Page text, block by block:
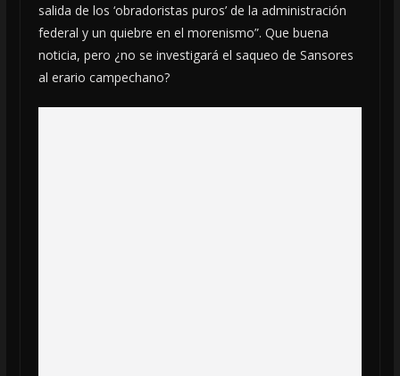
salida de los ‘obradoristas puros’ de la administración
federal y un quiebre en el morenismo”. Que buena
noticia, pero ¿no se investigará el saqueo de Sansores
al erario campechano?